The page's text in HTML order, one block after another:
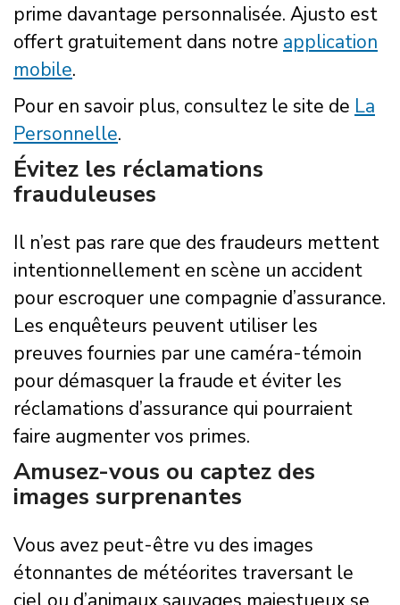
prime davantage personnalisée. Ajusto est
offert gratuitement dans notre application
mobile.
Pour en savoir plus, consultez le site de La
Personnelle.
Évitez les réclamations
frauduleuses
Il n’est pas rare que des fraudeurs mettent
intentionnellement en scène un accident
pour escroquer une compagnie d’assurance.
Les enquêteurs peuvent utiliser les
preuves fournies par une caméra-témoin
pour démasquer la fraude et éviter les
réclamations d’assurance qui pourraient
faire augmenter vos primes.
Amusez-vous ou captez des
images surprenantes
Vous avez peut-être vu des images
étonnantes de météorites traversant le